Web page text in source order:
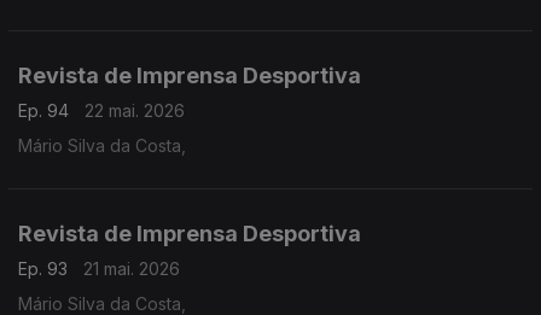
Revista de Imprensa Desportiva
Ep. 94
22 mai. 2026
Mário Silva da Costa,
Revista de Imprensa Desportiva
Ep. 93
21 mai. 2026
Mário Silva da Costa,